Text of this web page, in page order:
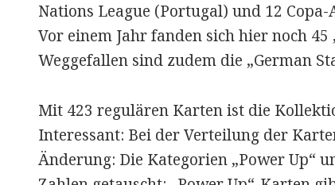
Nations League (Portugal) und 12
Vor einem Jahr fanden sich hier noch 45
Weggefallen sind zudem die „German
Mit 423 regulären Karten ist die
Interessant: Bei der Verteilung der
Änderung: Die Kategorien „Power Up“